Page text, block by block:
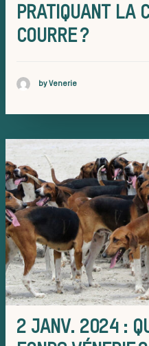
PRATIQUANT LA
COURRE ?
by Venerie
2 JANV. 2024 :